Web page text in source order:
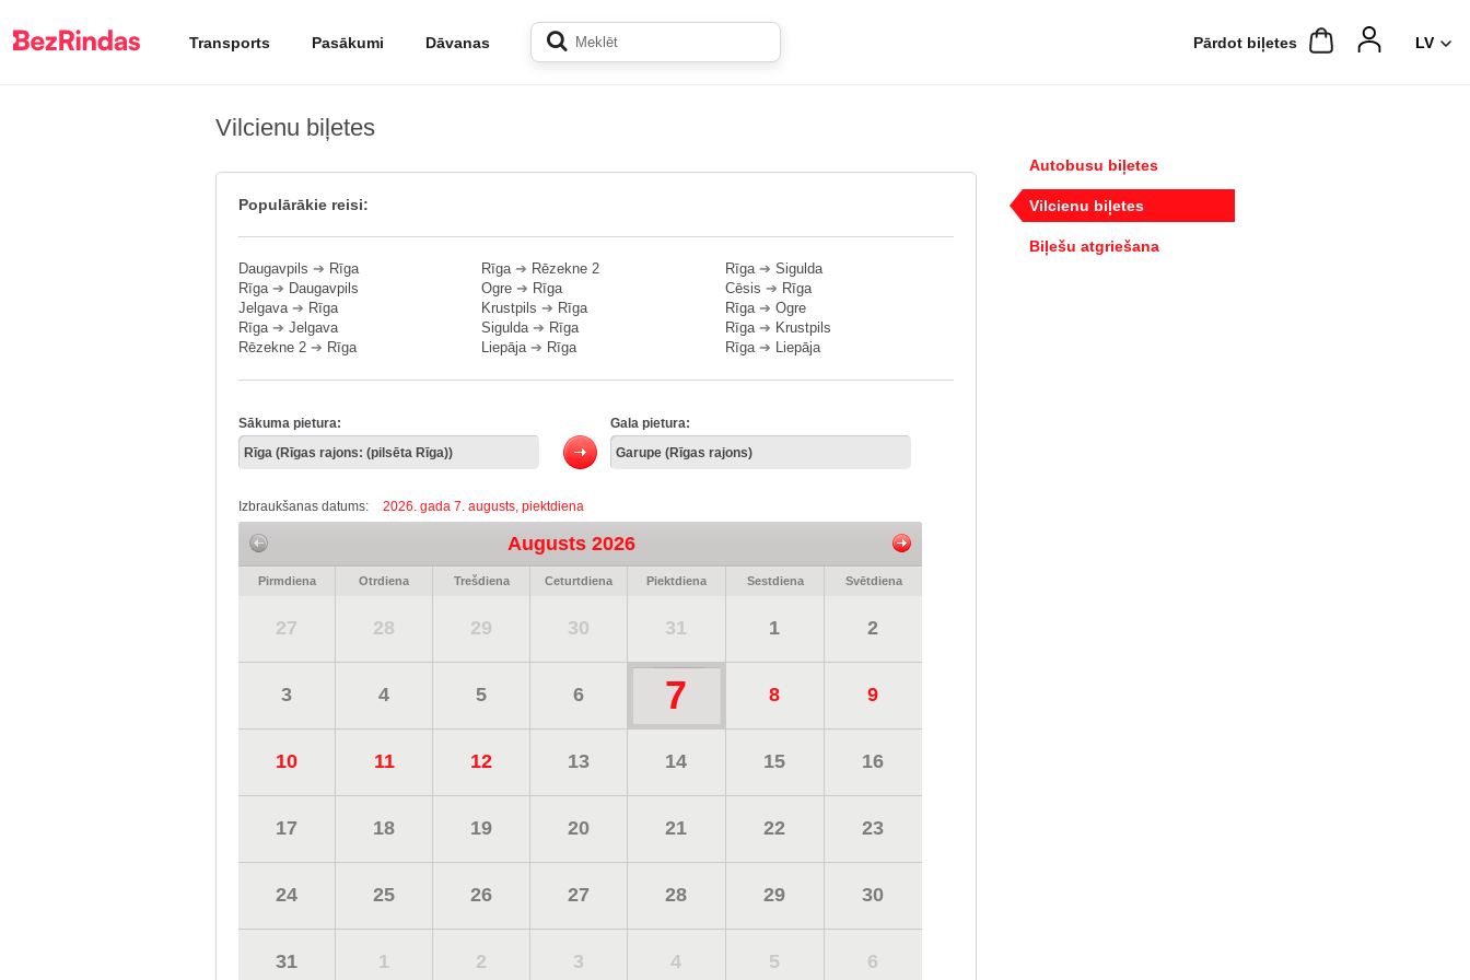
Transports Pasākumi Dāvanas Pārdot biļetes
Vilcienu biļetes
Populārākie reisi:
Daugavpils ➔ Rīga
Rīga➔ Daugavpils
Jelgava➔ Rīga
Rīga➔ Jelgava
Rēzekne 2 ➔ Rīga
Rīga➔ Rēzekne 2
Ogre ➔ Rīga
Krustpils ➔ Rīga
Sigulda➔ Rīga
Liepāja➔ Rīga
Rīga➔ Sigulda
Cēsis ➔ Rīga
Rīga➔ Ogre
Rīga➔ Krustpils
Rīga➔ Liepāja
Sākuma pietura: Gala pietura:
Izbraukšanas datums: 2026. gada 7. augusts, piektdiena
Augusts 2026
Pirmdiena Otrdiena Trešdiena Ceturtdiena Piektdiena Sestdiena Svētdiena
27 28 29 30 31 1 2
3 4 5 6 7 8 9
10 11 12 13 14 15 16
17 18 19 20 21 22 23
24 25 26 27 28 29 30
31 1 2 3 4 5 6
Autobusu biļetes
Vilcienu biļetes
Biļešu atgriešana